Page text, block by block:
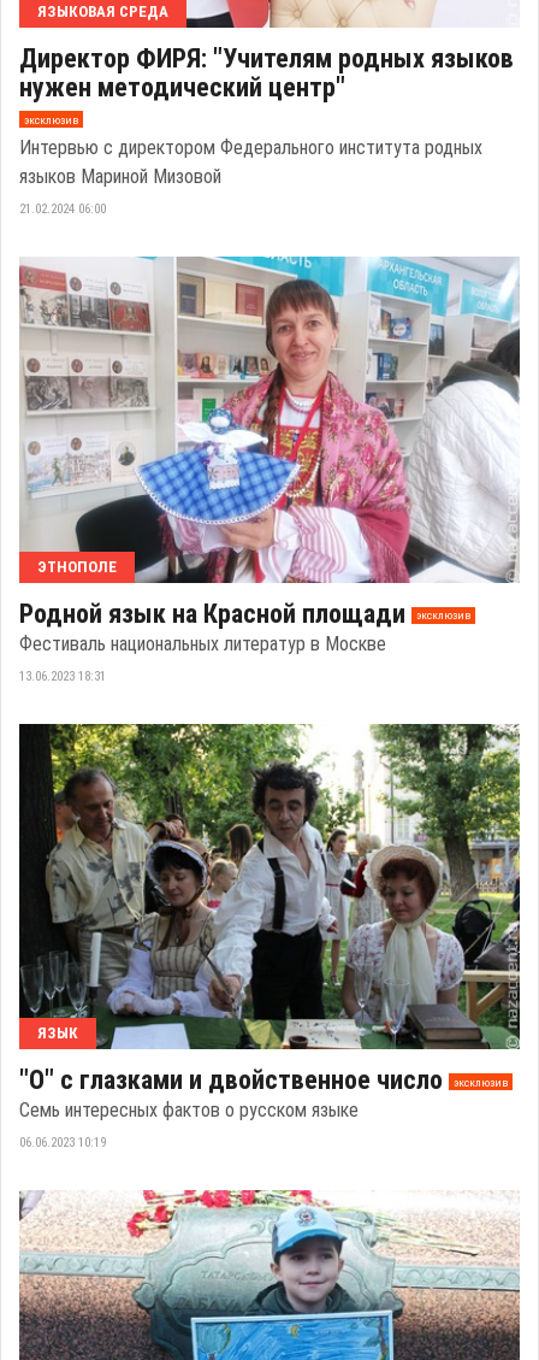
ЯЗЫКОВАЯ СРЕДА
Директор ФИРЯ: "Учителям родных языков
нужен методический центр"
эксклюзив
Интервью с директором Федерального института родных
языков Мариной Мизовой
21.02.2024 06:00
ЭТНОПОЛЕ
Родной язык на Красной площади эксклюзив
Фестиваль национальных литератур в Москве
13.06.2023 18:31
ЯЗЫК
"О" с глазками и двойственное число эксклюзив
Семь интересных фактов о русском языке
06.06.2023 10:19